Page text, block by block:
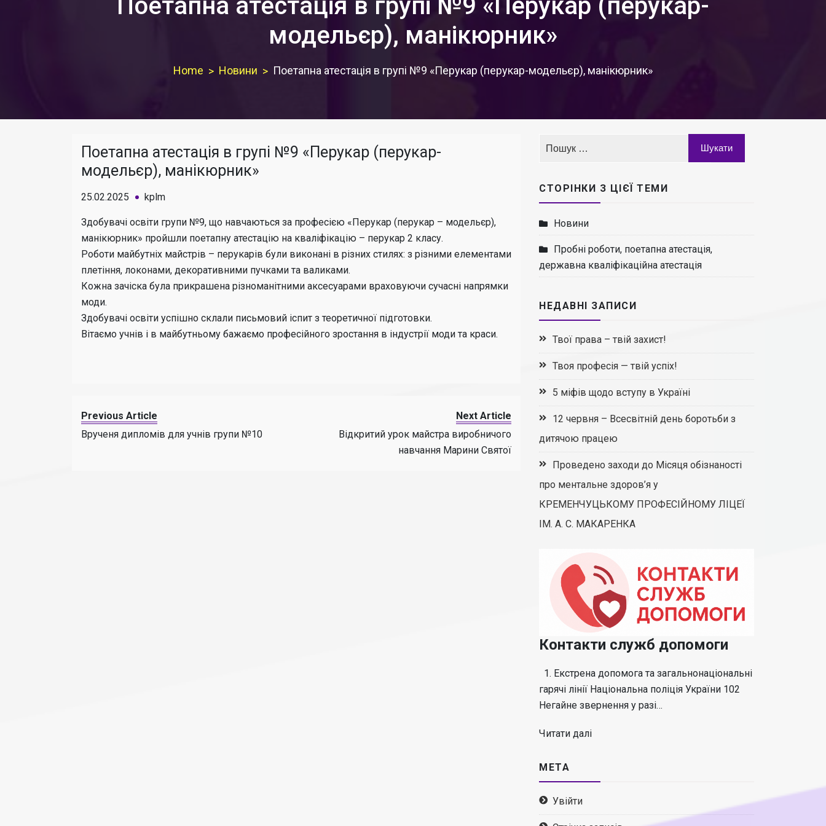
Поетапна атестація в групі №9 «Перукар (перукар-
модельєр), манікюрник»
Home Новини Поетапна атестація в групі №9 «Перукар (перукар-модельєр), манікюрник»
Поетапна атестація в групі №9 «Перукар (перукар-
модельєр), манікюрник»
25.02.2025 kplm
Здобувачі освіти групи №9, що навчаються за професією «Перукар (перукар – модельєр),
манікюрник» пройшли поетапну атестацію на кваліфікацію – перукар 2 класу.
Роботи майбутніх майстрів – перукарів були виконані в різних стилях: з різними елементами
плетіння, локонами, декоративними пучками та валиками.
Кожна зачіска була прикрашена різноманітними аксесуарами враховуючи сучасні напрямки
моди.
Здобувачі освіти успішно склали письмовий іспит з теоретичної підготовки.
Вітаємо учнів і в майбутньому бажаємо професійного зростання в індустрії моди та краси.
Previous Article
Врученя дипломів для учнів групи №10
Next Article
Відкритий урок майстра виробничого
навчання Марини Святої
СТОРІНКИ З ЦІЄЇ ТЕМИ
Новини
Пробні роботи, поетапна атестація,
державна кваліфікаційна атестація
НЕДАВНІ ЗАПИСИ
Твої права – твій захист!
Твоя професія — твій успіх!
5 міфів щодо вступу в Україні
12 червня – Всесвітній день боротьби з
дитячою працею
Проведено заходи до Місяця обізнаності
про ментальне здоров’я у
КРЕМЕНЧУЦЬКОМУ ПРОФЕСІЙНОМУ ЛІЦЕЇ
ІМ. А. С. МАКАРЕНКА
Контакти служб допомоги
1. Екстрена допомога та загальнонаціональні
гарячі лінії Національна поліція України 102
Негайне звернення у разі…
Читати далі
МЕТА
Увійти